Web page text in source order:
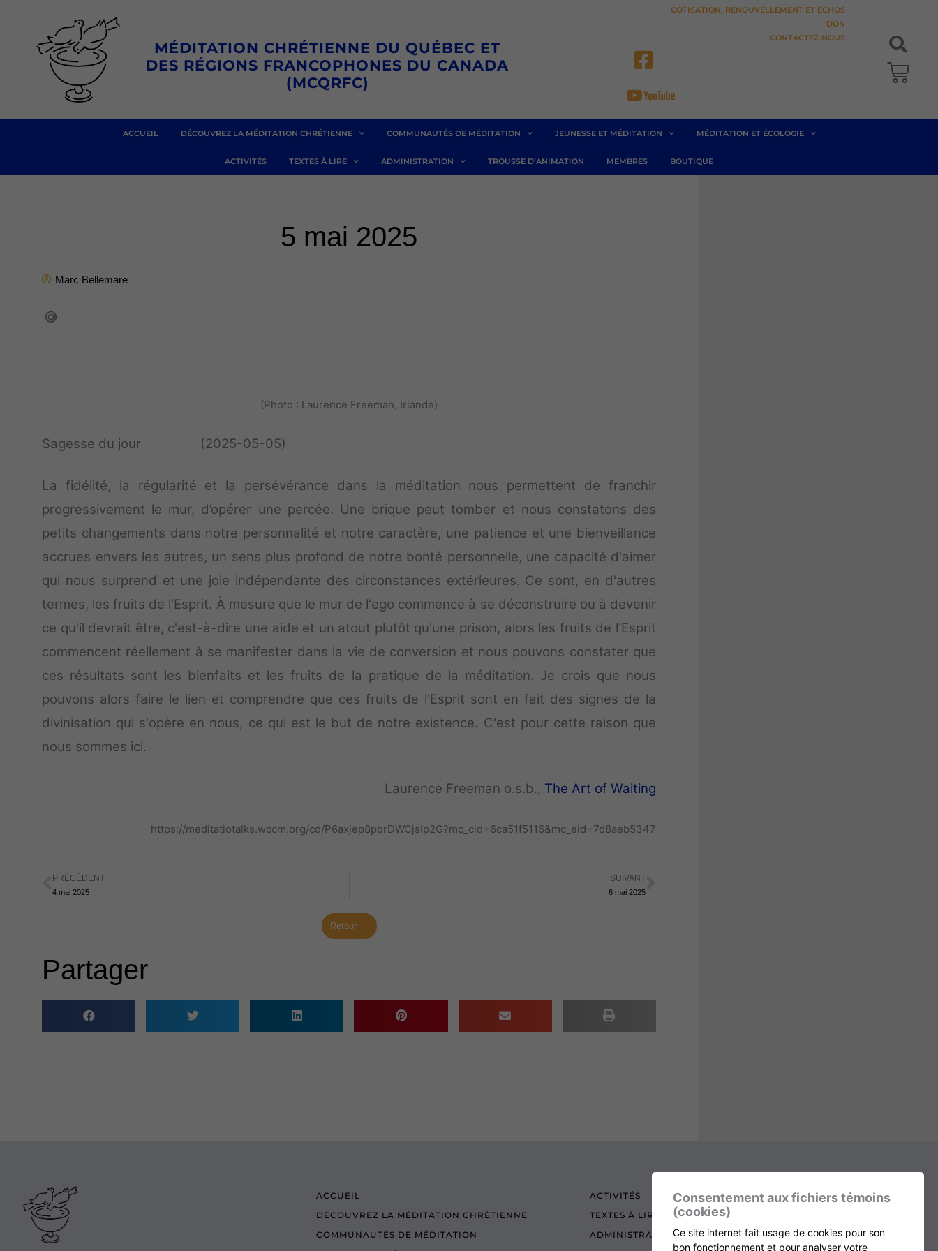
contenu
MÉDITATION CHRÉTIENNE DU QUÉBEC ET
DES RÉGIONS FRANCOPHONES DU CANADA
(MCQRFC)
COTISATION, RENOUVELLEMENT ET ÉCHOS
DON
CONTACTEZ-NOUS
ACCUEIL DÉCOUVREZ LA MÉDITATION CHRÉTIENNE COMMUNAUTÉS DE MÉDITATION JEUNESSE ET MÉDITATION MÉDITATION ET ÉCOLOGIE
ACTIVITÉS TEXTES À LIRE ADMINISTRATION TROUSSE D’ANIMATION MEMBRES BOUTIQUE
5 mai 2025
Marc Bellemare
(Photo : Laurence Freeman, Irlande)
Sagesse du jour (2025-05-05)
La fidélité, la régularité et la persévérance dans la méditation nous permettent de franchir
progressivement le mur, d’opérer une percée. Une brique peut tomber et nous constatons des
petits changements dans notre personnalité et notre caractère, une patience et une bienveillance
accrues envers les autres, un sens plus profond de notre bonté personnelle, une capacité d'aimer
qui nous surprend et une joie indépendante des circonstances extérieures. Ce sont, en d'autres
termes, les fruits de l'Esprit. À mesure que le mur de l'ego commence à se déconstruire ou à devenir
ce qu'il devrait être, c'est-à-dire une aide et un atout plutôt qu'une prison, alors les fruits de l'Esprit
commencent réellement à se manifester dans la vie de conversion et nous pouvons constater que
ces résultats sont les bienfaits et les fruits de la pratique de la méditation. Je crois que nous
pouvons alors faire le lien et comprendre que ces fruits de l'Esprit sont en fait des signes de la
divinisation qui s'opère en nous, ce qui est le but de notre existence. C'est pour cette raison que
nous sommes ici.
Laurence Freeman o.s.b., The Art of Waiting
https://meditatiotalks.wccm.org/cd/P6axjep8pqrDWCjsIp2G?mc_cid=6ca51f5116&mc_eid=7d8aeb5347
Précédent
PRÉCÉDENT
4 mai 2025
SUIVANT
6 mai 2025Suivant
Retour →
Partager
ACCUEIL
DÉCOUVREZ LA MÉDITATION CHRÉTIENNE
COMMUNAUTÉS DE MÉDITATION
ACTIVITÉS
TEXTES À LIRE
ADMINISTRATION
Consentement aux fichiers témoins
(cookies)
Ce site internet fait usage de cookies pour son
bon fonctionnement et pour analyser votre